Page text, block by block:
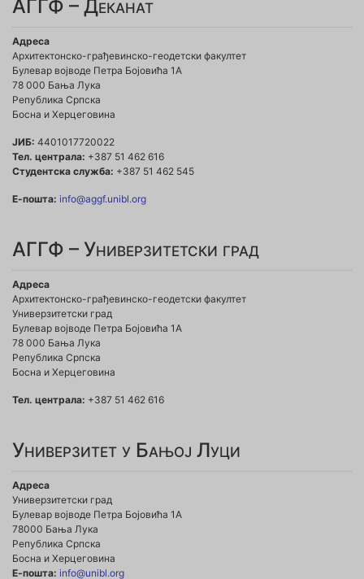
АГГФ – Деканат
Адреса
Архитектонско-грађевинско-геодетски факултет
Булевар војводе Петра Бојовића 1A
78 000 Бања Лука
Република Српска
Босна и Херцеговина
ЈИБ: 4401017720022
Тел. централа: +387 51 462 616
Студентска служба: +387 51 462 545
Е-пошта: info@aggf.unibl.org
АГГФ – Универзитетски град
Адреса
Архитектонско-грађевинско-геодетски факултет
Универзитетски град
Булевар војводе Петра Бојовића 1A
78 000 Бања Лука
Република Српска
Босна и Херцеговина
Тел. централа: +387 51 462 616
Универзитет у Бањој Луци
Адреса
Универзитетски град
Булевар војводе Петра Бојовића 1А
78000 Бања Лука
Република Српска
Босна и Херцеговина
Е-пошта: info@unibl.org